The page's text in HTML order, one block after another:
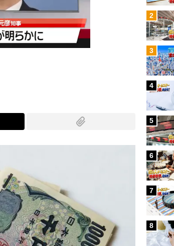
2
3
4
5
6
7
8